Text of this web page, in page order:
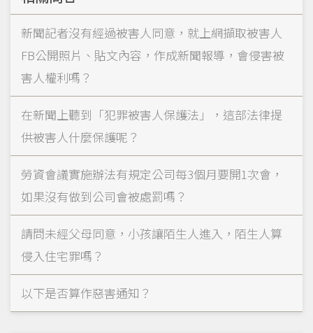
新聞記者沒有經過被害人同意，就上網擷取被害人
FB公開照片、貼文內容，作成新聞報導，會侵害被
害人權利嗎？
在新聞上聽到「犯罪被害人保護法」，這部法律提
供被害人什麼保護呢？
勞資會議實施辦法有規定公司每3個月要開1次會，
如果沒有做到公司會被處罰嗎？
請問未經父母同意，小孩讓陌生人進入，陌生人算
侵入住宅罪嗎？
以下是否算作惡害通知？